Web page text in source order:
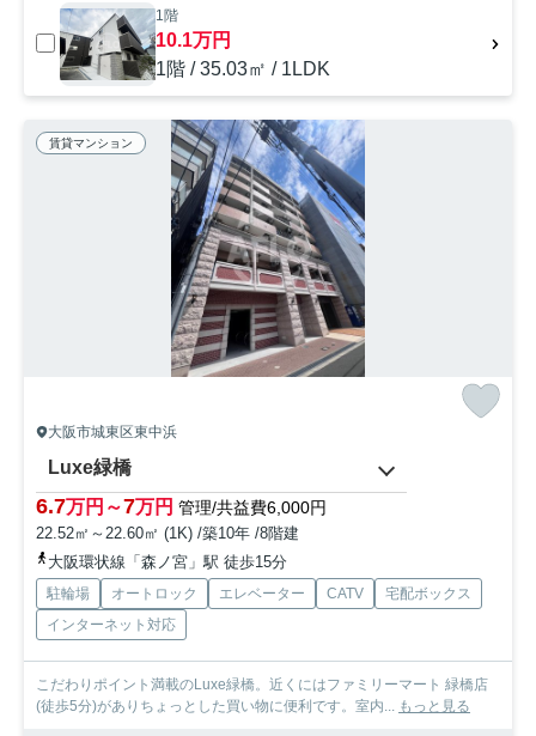
1階
10.1万円
1階 / 35.03㎡ / 1LDK
賃貸マンション
大阪市城東区東中浜
Luxe緑橋
6.7万円～7万円 管理/共益費6,000円
22.52㎡～22.60㎡ (1K) /築10年 /8階建
大阪環状線「森ノ宮」駅 徒歩15分
駐輪場 オートロック エレベーター CATV
宅配ボックス
インターネット対応
こだわりポイント満載のLuxe緑橋。近くにはファミリーマート 緑橋店
(徒歩5分)がありちょっとした買い物に便利です。室内... もっと見る